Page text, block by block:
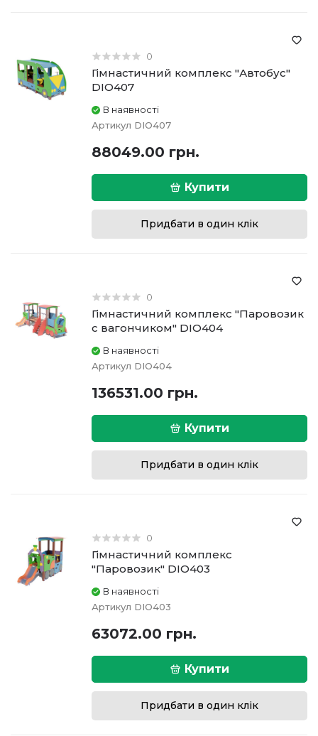
0
Гімнастичний комплекс "Автобус"
DIO407
В наявності
Артикул DIO407
88049.00 грн.
Купити
Придбати в один клік
0
Гімнастичний комплекс "Паровозик
c вагончиком" DIO404
В наявності
Артикул DIO404
136531.00 грн.
Купити
Придбати в один клік
0
Гімнастичний комплекс
"Паровозик" DIO403
В наявності
Артикул DIO403
63072.00 грн.
Купити
Придбати в один клік